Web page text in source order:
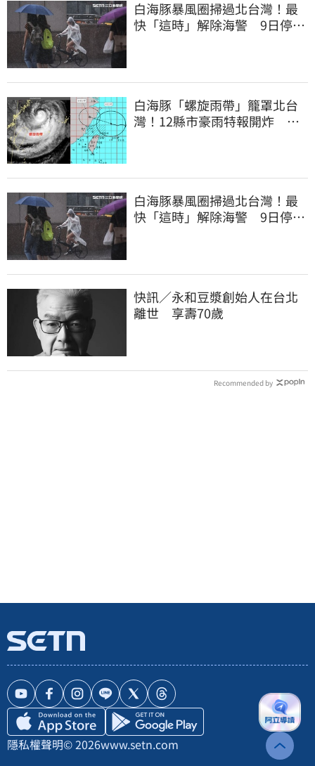
白海豚暴風圈掃過北台灣！最
快「這時」解除海警 9日停班
白海豚「螺旋雨帶」籠罩北台
灣！12縣市豪雨特報開炸 估
白海豚暴風圈掃過北台灣！最
快「這時」解除海警 9日停班
快訊／永和豆漿創始人在台北
離世 享壽70歲
Recommended by
隱私權聲明© 2026www.setn.com